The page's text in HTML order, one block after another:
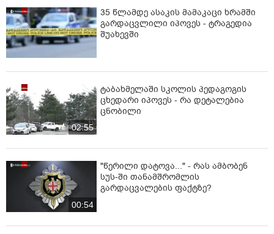
35 წლამდე ასაკის მამაკაცი ხრამში
გარდაცვლილი იპოვეს - ტრაგედია
შუახევში
02:55
ტაბახმელაში სკოლის პედაგოგის
ცხედარი იპოვეს - რა დეტალებია
ცნობილი
00:54
"წერილი დატოვა..." - რას ამბობენ
სუს-ში თანამშრომლის
გარდაცვალების ფაქტზე?